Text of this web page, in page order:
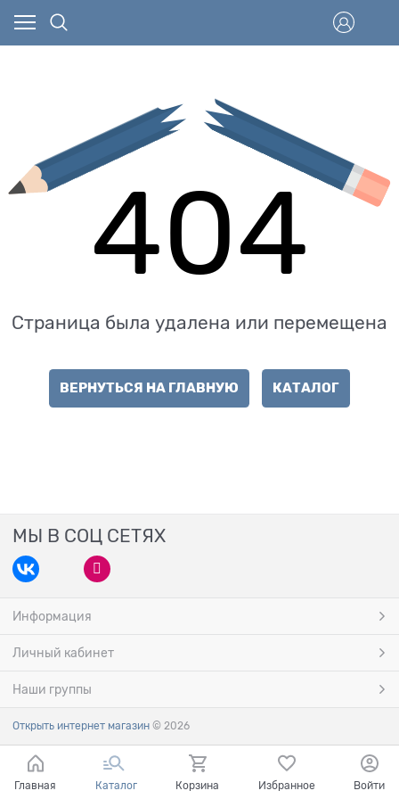
404
Страница была удалена или перемещена
ВЕРНУТЬСЯ НА ГЛАВНУЮ КАТАЛОГ
МЫ В СОЦ СЕТЯХ
Информация
Личный кабинет
Наши группы
Открыть интернет магазин © 2026
Главная Каталог Корзина Избранное Войти